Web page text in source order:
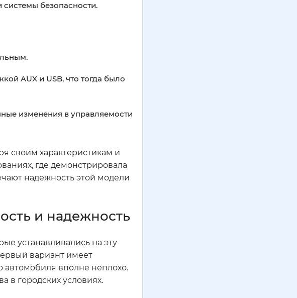
безопасности.
AUX и USB, что тогда было
изменения в управляемости
своим характеристикам и
где демонстрировала
надежность этой модели
и надежность
устанавливались на эту
вариант имеет
автомобиля вполне неплохо.
в городских условиях.